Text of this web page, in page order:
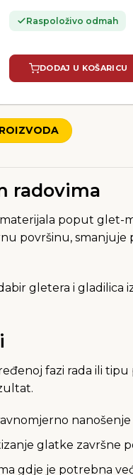
Raspoloživo odmah
DODAJ U KOŠARICU
radovima
poput glet-
površinu, smanjuje
gletera i gladilica
fazi rada ili
nanošenje
glatke završne
gdje je potrebna